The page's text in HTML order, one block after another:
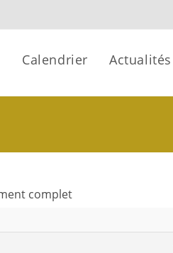
Calendrier Actualités
complet